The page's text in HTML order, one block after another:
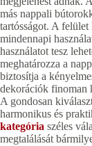
más nappali
tartósságot. A
mindennapi
használatot tesz
meghatározza a
biztosítja a
dekorációk finoman
A gondosan
harmonikus és
kategória széles
megtalálását